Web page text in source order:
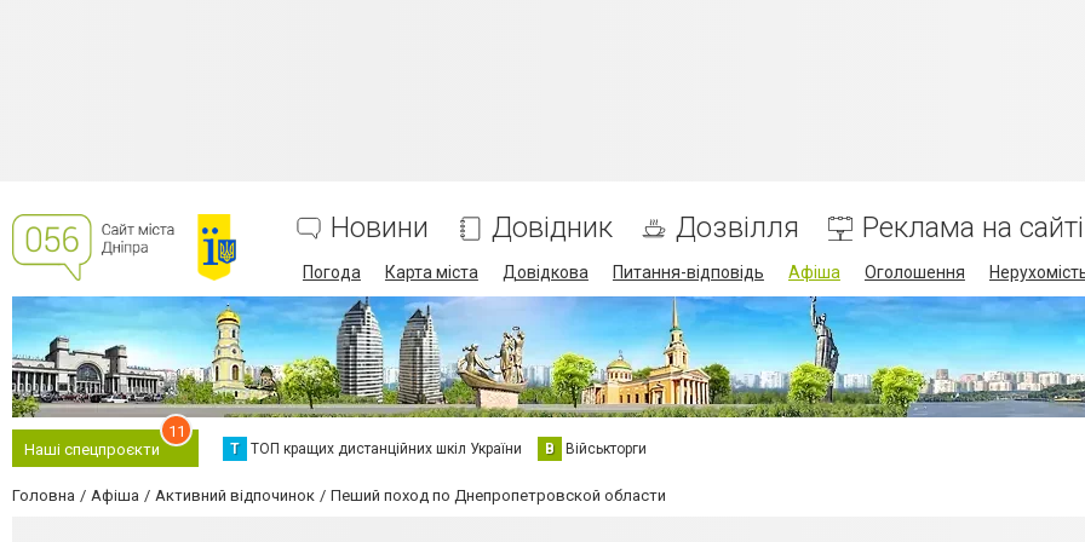
Новини Довідник Дозвілля Реклама на сайті
Погода Карта міста Довідкова Питання-відповідь Афіша Оголошення
Наші спецпроєкти
11
Т ТОП кращих дистанційних шкіл України В Військторги
Головна Афіша Активний відпочинок Пеший поход по Днепропетровской области